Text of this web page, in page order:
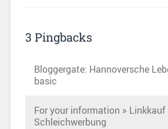
3 Pingbacks
Bloggergate: Hannoversche
basic
For your information » Linkkauf
Schleichwerbung